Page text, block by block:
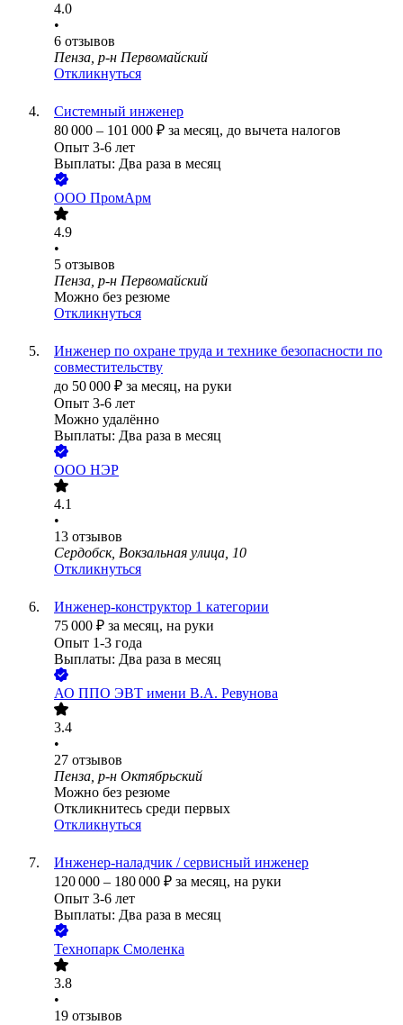
4.0
•
6 отзывов
Пенза, р-н Первомайский
Откликнуться
Системный инженер
80 000 – 101 000 ₽ за месяц, до вычета налогов
Опыт 3-6 лет
Выплаты: Два раза в месяц
ООО ПромАрм
4.9
•
5 отзывов
Пенза, р-н Первомайский
Можно без резюме
Откликнуться
Инженер по охране труда и технике безопасности по
совместительству
до 50 000 ₽ за месяц, на руки
Опыт 3-6 лет
Можно удалённо
Выплаты: Два раза в месяц
ООО НЭР
4.1
•
13 отзывов
Сердобск, Вокзальная улица, 10
Откликнуться
Инженер-конструктор 1 категории
75 000 ₽ за месяц, на руки
Опыт 1-3 года
Выплаты: Два раза в месяц
АО ППО ЭВТ имени В.А. Ревунова
3.4
•
27 отзывов
Пенза, р-н Октябрьский
Можно без резюме
Откликнитесь среди первых
Откликнуться
Инженер-наладчик / сервисный инженер
120 000 – 180 000 ₽ за месяц, на руки
Опыт 3-6 лет
Выплаты: Два раза в месяц
Технопарк Смоленка
3.8
•
19 отзывов